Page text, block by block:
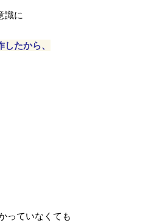
識に
したから、
っていなくても